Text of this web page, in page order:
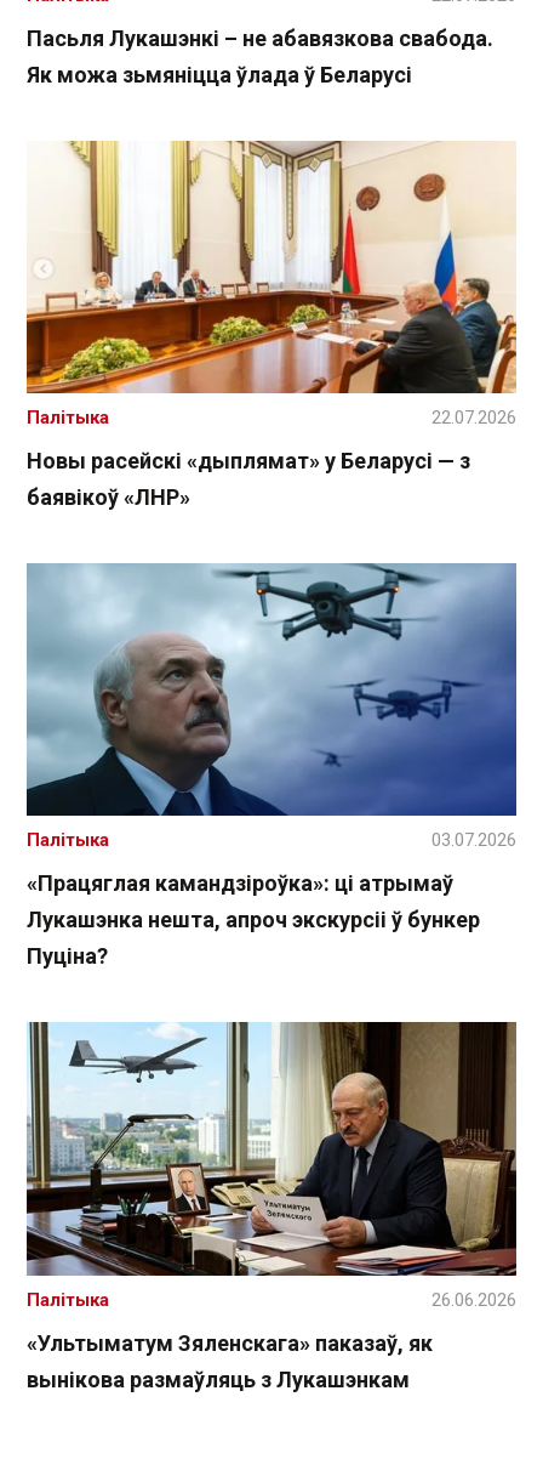
Пасьля Лукашэнкі – не абавязкова свабода.
Як можа зьмяніцца ўлада ў Беларусі
Новы расейскі «дыплямат» у Беларусі — з
баявікоў «ЛНР»
Палітыка 22.07.2026
«Працяглая камандзіроўка»: ці атрымаў
Лукашэнка нешта, апроч экскурсіі ў бункер
Пуціна?
Палітыка 03.07.2026
«Ультыматум Зяленскага» паказаў, як
вынікова размаўляць з Лукашэнкам
Палітыка 26.06.2026